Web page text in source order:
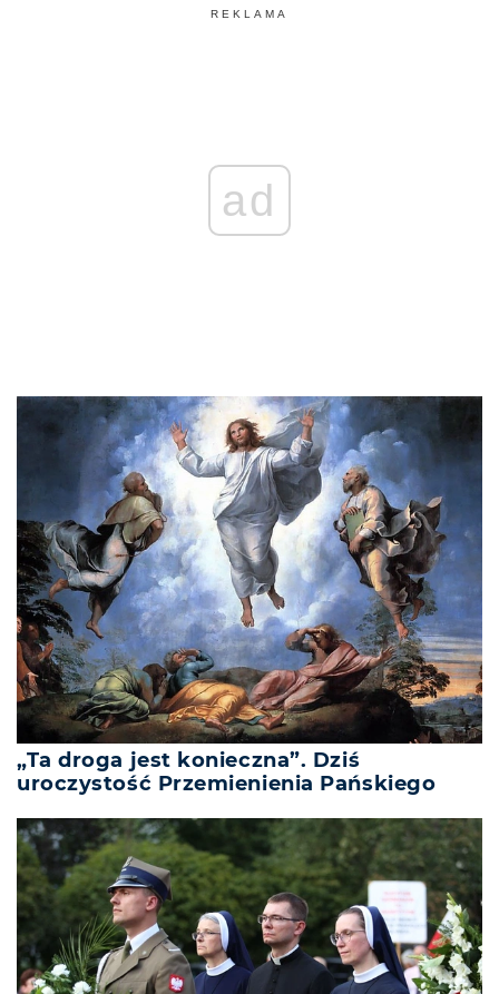
REKLAMA
ad
„Ta droga jest konieczna”. Dziś
uroczystość Przemienienia Pańskiego